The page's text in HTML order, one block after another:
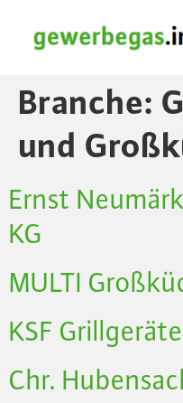
Branche:
und
Ernst
KG
MULTI
KSF
Chr.